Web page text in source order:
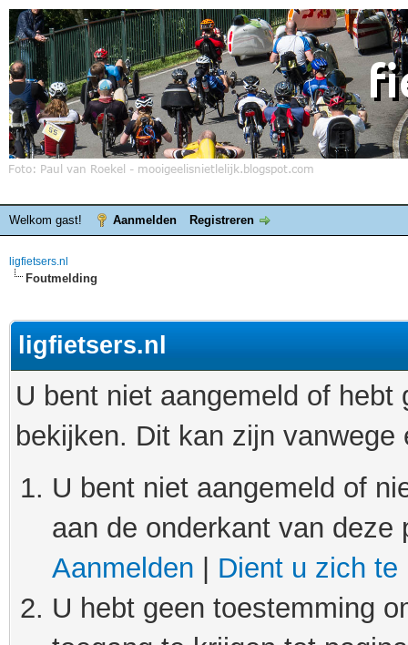
Welkom gast! Aanmelden Registreren
ligfietsers.nl
Foutmelding
ligfietsers.nl
U bent niet aangemeld of
bekijken. Dit kan zijn
U bent niet aangemeld of
aan de onderkant van
Aanmelden
Dient u zich te
U hebt geen toestemming